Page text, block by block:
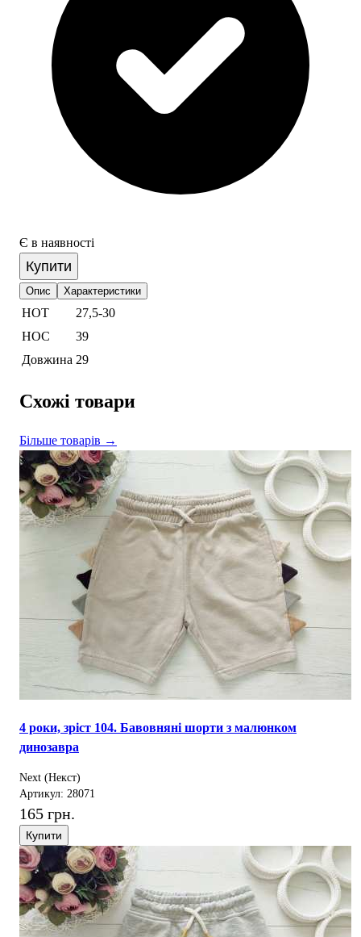
Є в наявності
Купити
Опис Характеристики
НОТ
27,5-30
НОС
39
Довжина 29
Схожі товари
Більше товарів →
4 роки, зріст 104. Бавовняні шорти з малюнком
динозавра
Next (Некст)
Артикул: 28071
165 грн.
Купити